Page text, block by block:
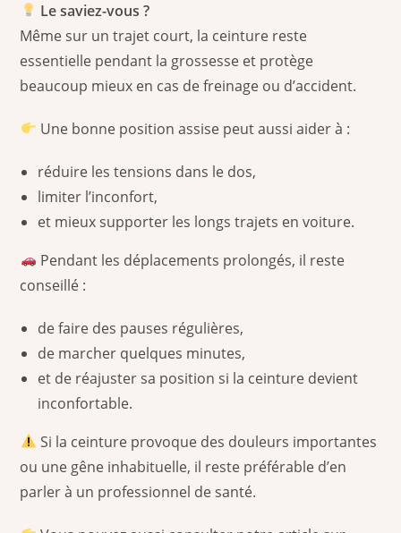
Le saviez-vous ?
Même sur un trajet court, la ceinture reste
essentielle pendant la grossesse et protège
beaucoup mieux en cas de freinage ou d’accident.
Une bonne position assise peut aussi aider à :
réduire les tensions dans le dos,
limiter l’inconfort,
et mieux supporter les longs trajets en voiture.
Pendant les déplacements prolongés, il reste
conseillé :
de faire des pauses régulières,
de marcher quelques minutes,
et de réajuster sa position si la ceinture devient
inconfortable.
Si la ceinture provoque des douleurs importantes
ou une gêne inhabituelle, il reste préférable d’en
parler à un professionnel de santé.